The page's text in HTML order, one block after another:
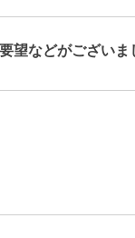
望などがござい
などがございま